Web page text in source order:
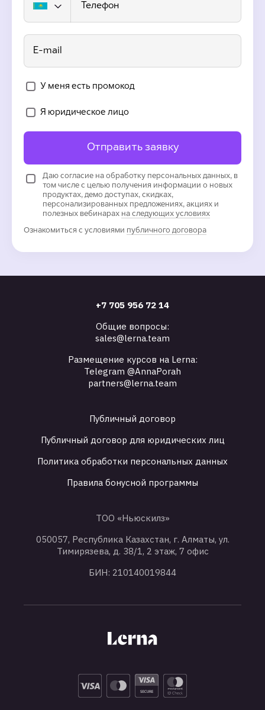
Телефон
E-mail
У меня есть промокод
Я юридическое лицо
Отправить заявку
Даю согласие на обработку персональных данных, в
том числе с целью получения информации о новых
продуктах, демо доступах, скидках,
персонализированных предложениях, акциях и
полезных вебинарах на следующих условиях
Ознакомиться с условиями публичного договора
+7 705 956 72 14
Общие вопросы:
sales@lerna.team
Размещение курсов на Lerna:
Telegram @AnnaPorah
partners@lerna.team
Публичный договор
Публичный договор для юридических лиц
Политика обработки персональных данных
Правила бонусной программы
ТОО «Ньюскилз»
050057, Республика Казахстан, г. Алматы, ул.
Тимирязева, д. 38/1, 2 этаж, 7 офис
БИН: 210140019844